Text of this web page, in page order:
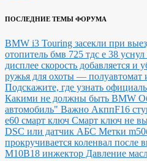
ПОСЛЕДНИЕ ТЕМЫ ФОРУМА
BMW i3 Touring засекли при
отопитель бмв 725 тдс е 38
дисплее скорость добавляется и
ружья для охоты — полуавтомат
Подскажите, где узнать
Какими не должны быть BMW
автомобиль" Важно АкппF16
е60 смарт ключ Смарт ключ не
DSC или датчик АБС Метки
прокручивается коленвал после
М10В18 инжектор Давление